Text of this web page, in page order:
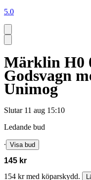
5.0
Märklin H0
Godsvagn
Unimog
Slutar 11 aug 15:10
Ledande bud
∙ Visa bud
145 kr
154 kr med köparskydd.